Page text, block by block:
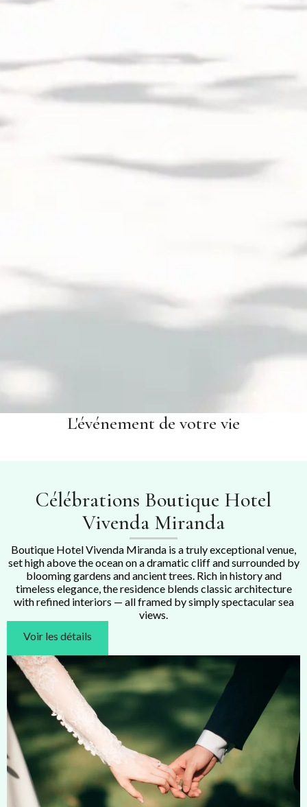
L'événement de votre vie
Célébrations Boutique Hotel
Vivenda Miranda
Boutique Hotel Vivenda Miranda is a truly exceptional venue,
set high above the ocean on a dramatic cliff and surrounded by
blooming gardens and ancient trees. Rich in history and
timeless elegance, the residence blends classic architecture
with refined interiors — all framed by simply spectacular sea
views.
Voir les détails